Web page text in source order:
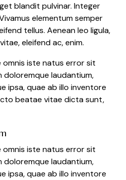
blandit pulvinar. Integer
elementum semper
tellus. Aenean leo ligula,
eleifend ac, enim.
iste natus error sit
laudantium,
ipsa, quae ab illo inventore
beatae vitae dicta sunt,
iste natus error sit
laudantium,
ipsa, quae ab illo inventore